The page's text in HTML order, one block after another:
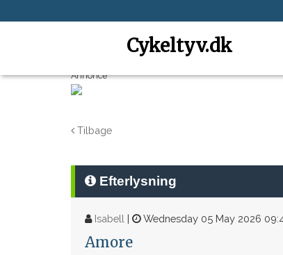
Cykeltyv.dk
Annonce
Tilbage
Efterlysning
Isabell | Wednesday 05 May 2026
Amore